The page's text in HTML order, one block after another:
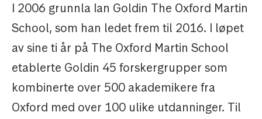
I 2006 grunnla Ian Goldin The Oxford Martin
School, som han ledet frem til 2016. I løpet
av sine ti år på The Oxford Martin School
etablerte Goldin 45 forskergrupper som
kombinerte over 500 akademikere fra
Oxford med over 100 ulike utdanninger. Til